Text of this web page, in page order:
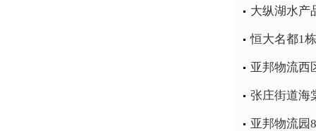
大纵湖水产
恒大名都1
亚邦物流西
张庄街道海
亚邦物流园